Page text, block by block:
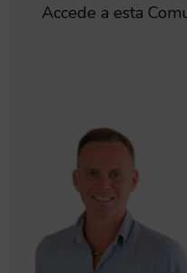
Accede a esta